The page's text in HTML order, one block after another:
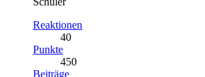
Reaktionen
40
Punkte
450
Beiträge